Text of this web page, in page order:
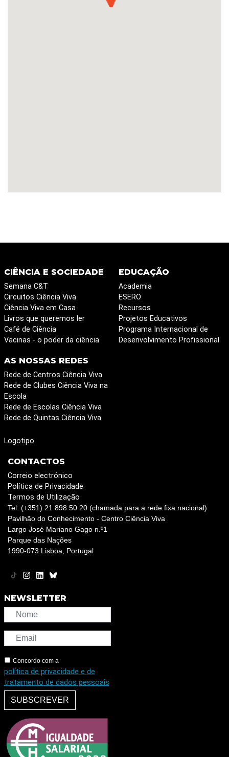
CIÊNCIA E SOCIEDADE
Semana C&T
Circuitos Ciência Viva
Ciência Viva em Casa
Livros que queremos ler
Café de Ciência
Vacinas - o poder da ciência
EDUCAÇÃO
Academia
ESERO
Recursos
Projetos Educativos
Programa Internacional de
Desenvolvimento Profissional
AS NOSSAS REDES
Rede de Centros Ciência Viva
Rede de Clubes Ciência Viva na
Escola
Rede de Escolas Ciência Viva
Rede de Quintas Ciência Viva
Logotipo
CONTACTOS
Correio electrónico
Política de Privacidade
Termos de Utilização
Tel: (+351) 21 898 50 20 (chamada para a rede fixa nacional)
Pavilhão do Conhecimento - Centro Ciência Viva
Largo José Mariano Gago n.º1
Parque das Nações
1990-073 Lisboa, Portugal
NEWSLETTER
Concordo com a
política de privacidade e de
tratamento de dados pessoais
SUBSCREVER